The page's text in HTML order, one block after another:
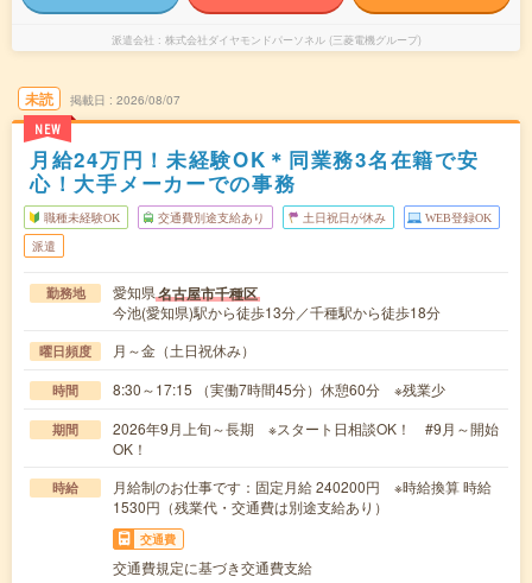
派遣会社 株式会社ダイヤモンドパーソネル (三菱電機グループ)
未読
NEW
掲載日 2026/08/07
月給24万円！未経験OK＊同業務3名在籍で安
心！大手メーカーでの事務
職種未経験OK 交通費別途支給あり 土日祝日が休み WEB登録OK
派遣
勤務地 愛知県名古屋市千種区
今池(愛知県)駅から徒歩13分／千種駅から徒歩18分
曜日頻度 月～金（土日祝休み）
時間 8:30～17:15 （実働7時間45分）休憩60分 ※残業少
期間
2026年9月上旬～長期 ※スタート日相談OK！ #9月～開始
OK！
時給
月給制のお仕事です：固定月給 240200円 ※時給換算 時給
1530円（残業代・交通費は別途支給あり）
交通費
交通費規定に基づき交通費支給